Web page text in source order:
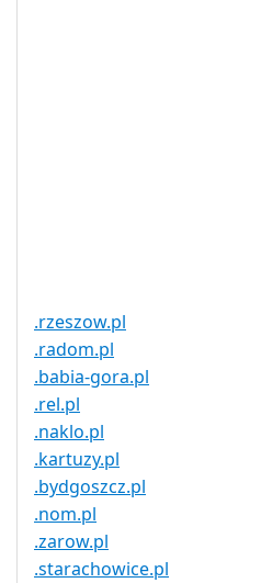
.rzeszow.pl
.radom.pl
.babia-gora.pl
.rel.pl
.naklo.pl
.kartuzy.pl
.bydgoszcz.pl
.nom.pl
.zarow.pl
.starachowice.pl